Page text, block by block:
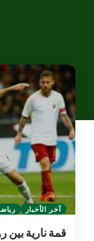
آخر الأخبار
قمة نارية بين